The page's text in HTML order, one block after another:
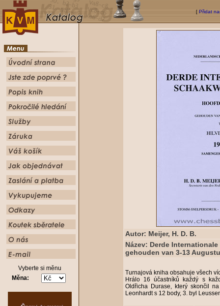
[ Přidat
Vyberte si měnu
Měna:
Autor: Meijer, H. D. B.
Název: Derde
gehouden van 3-13
Turnajová kniha obsahuje všech
Hrálo 16 účastníků každý s
Oldřicha Durase, který skončil
Leonhardt s 12 body, 3. byl